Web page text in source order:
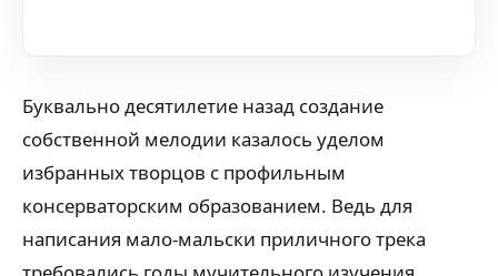
Буквально десятилетие назад создание
собственной мелодии казалось уделом
избранных творцов с профильным
консерваторским образованием. Ведь для
написания мало-мальски приличного трека